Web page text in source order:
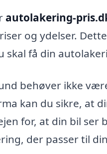
autolakering-
og ydelser.
få din
behøver ikke
kan du sikre, at
for, at din bil
der passer til